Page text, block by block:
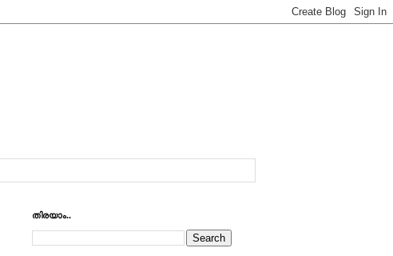
തിരയാം..